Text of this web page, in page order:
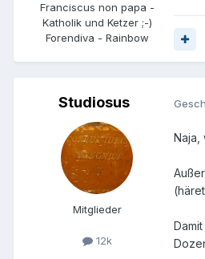
Franciscus non papa -
Katholik und Ketzer ;-)
Forendiva - Rainbow
Studiosus
Mitglieder
12k
Naja,